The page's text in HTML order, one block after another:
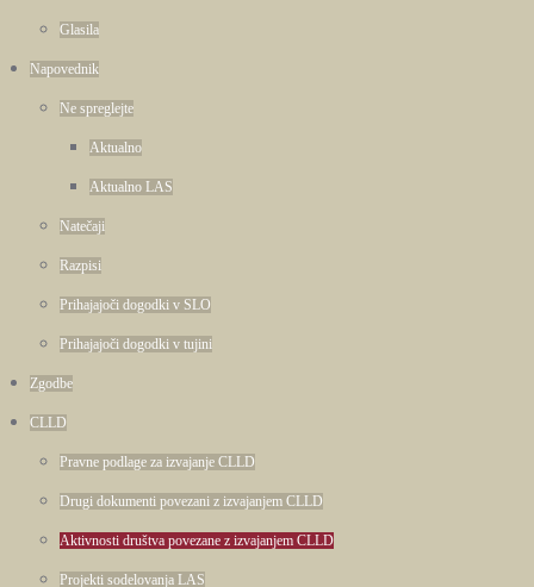
Glasila
Napovednik
Ne spreglejte
Aktualno
Aktualno LAS
Natečaji
Razpisi
Prihajajoči dogodki v SLO
Prihajajoči dogodki v tujini
Zgodbe
CLLD
Pravne podlage za izvajanje CLLD
Drugi dokumenti povezani z izvajanjem CLLD
Aktivnosti društva povezane z izvajanjem CLLD
Projekti sodelovanja LAS